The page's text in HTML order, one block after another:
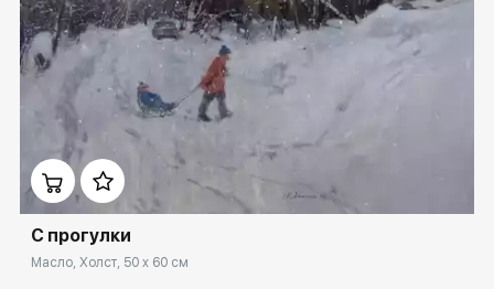
Домен: spb.rakovgallery.ru
С прогулки
Масло, Холст, 50 x 60 см